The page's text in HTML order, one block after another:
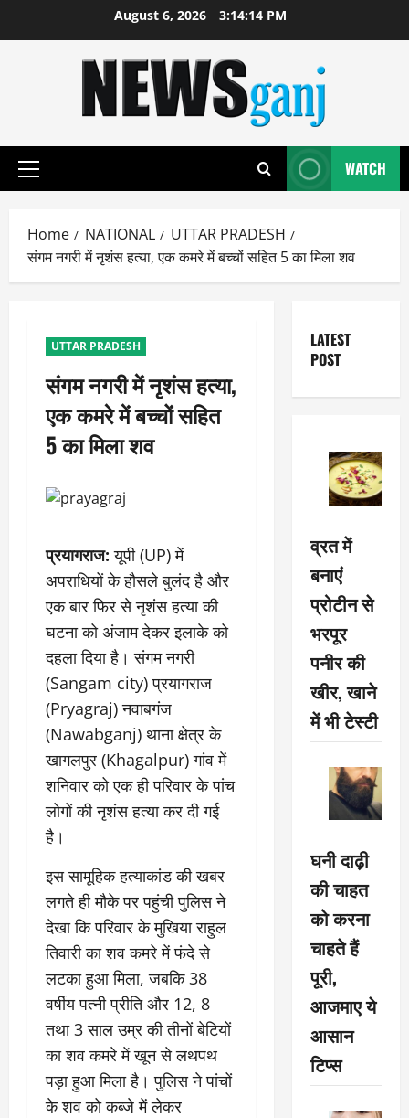
August 6, 2026 3:14:15 PM
Primary
WATCH
Home NATIONAL
UTTAR PRADESH
संगम नगरी में नृशंस हत्या, एक कमरे में बच्चों सहित 5 का मिला शव
UTTAR PRADESH
संगम नगरी में नृशंस हत्या,
एक कमरे में बच्चों सहित
5 का मिला शव
प्रयागराज: यूपी (UP) में
अपराधियों के हौसले बुलंद है और
एक बार फिर से नृशंस हत्या की
घटना को अंजाम देकर इलाके को
दहला दिया है। संगम नगरी
(Sangam city) प्रयागराज
(Pryagraj) नवाबगंज
(Nawabganj) थाना क्षेत्र के
खागलपुर (Khagalpur) गांव में
शनिवार को एक ही परिवार के पांच
लोगों की नृशंस हत्या कर दी गई
है।
इस सामूहिक हत्याकांड की खबर
लगते ही मौके पर पहुंची पुलिस ने
देखा कि परिवार के मुखिया राहुल
तिवारी का शव कमरे में फंदे से
लटका हुआ मिला, जबकि 38
वर्षीय पत्नी प्रीति और 12, 8
तथा 3 साल उम्र की तीनों बेटियों
का शव कमरे में खून से लथपथ
पड़ा हुआ मिला है। पुलिस ने पांचों
के शव को कब्जे में लेकर
LATEST
POST
व्रत में
बनाएं
प्रोटीन से
भरपूर
पनीर की
खीर, खाने
में भी टेस्टी
घनी दाढ़ी
की चाहत
को करना
चाहते हैं
पूरी,
आजमाए ये
आसान
टिप्स